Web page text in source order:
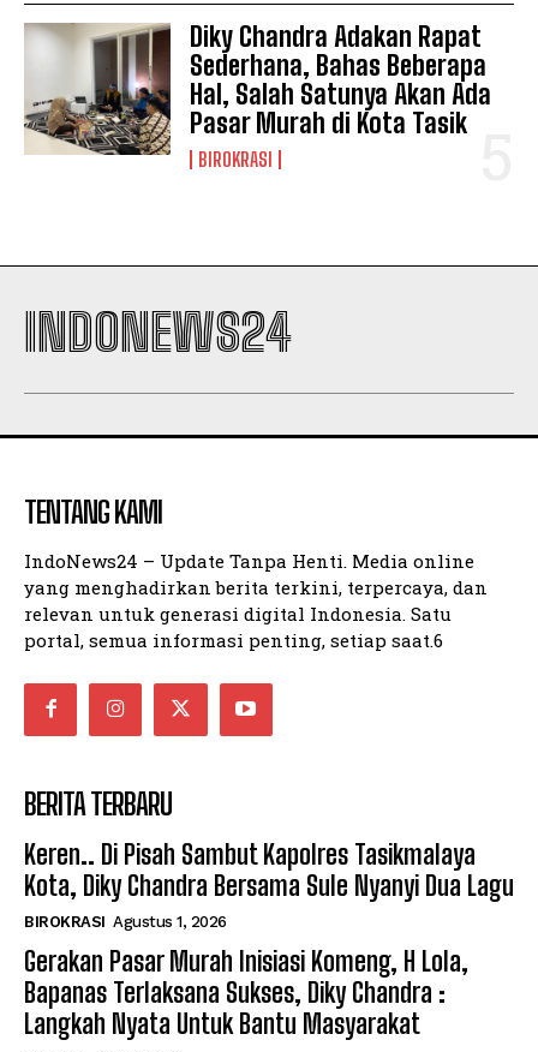
Diky Chandra Adakan Rapat
Sederhana, Bahas Beberapa
Hal, Salah Satunya Akan Ada
Pasar Murah di Kota Tasik
BIROKRASI
INDONEWS24
TENTANG KAMI
IndoNews24 – Update Tanpa Henti. Media online
yang menghadirkan berita terkini, terpercaya, dan
relevan untuk generasi digital Indonesia. Satu
portal, semua informasi penting, setiap saat.6
BERITA TERBARU
Keren.. Di Pisah Sambut Kapolres Tasikmalaya
Kota, Diky Chandra Bersama Sule Nyanyi Dua Lagu
BIROKRASI Agustus 1, 2026
Gerakan Pasar Murah Inisiasi Komeng, H Lola,
Bapanas Terlaksana Sukses, Diky Chandra :
Langkah Nyata Untuk Bantu Masyarakat